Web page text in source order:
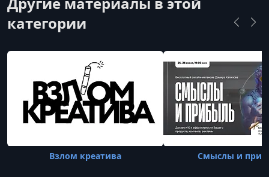
категории
Взлом креатива Смыслы и